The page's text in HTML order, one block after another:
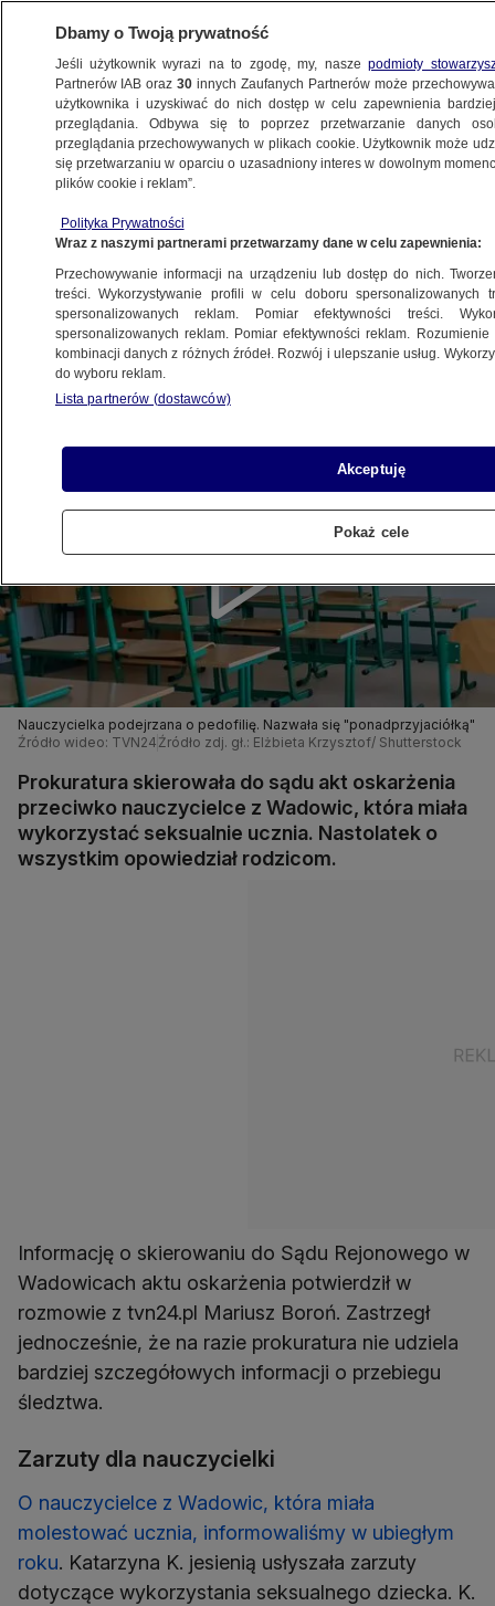
KRAKÓW
z Wadowic. Miała molestować ucznia
Oprac.Anna Winiarska
13.05.2026, 13:41
Posłuchaj artykułu
Czyta lektor AI
Nauczycielka podejrzana o pedofilię. Nazwała się "ponadprzyjaciółką"
Źródło wideo: TVN24 Źródło zdj. gł.: Elżbieta Krzysztof/ Shutterstock
Prokuratura skierowała do sądu akt oskarżenia
przeciwko nauczycielce z Wadowic, która miała
wykorzystać seksualnie ucznia. Nastolatek o
wszystkim opowiedział rodzicom.
Informację o skierowaniu do Sądu Rejonowego w
Wadowicach aktu oskarżenia potwierdził w
rozmowie z tvn24.pl Mariusz Boroń. Zastrzegł
jednocześnie, że na razie prokuratura nie udziela
bardziej szczegółowych informacji o przebiegu
śledztwa.
Zarzuty dla nauczycielki
O nauczycielce z Wadowic, która miała
molestować ucznia, informowaliśmy w ubiegłym
roku. Katarzyna K. jesienią usłyszała zarzuty
dotyczące wykorzystania seksualnego dziecka. K.
Dbamy o Twoją prywatność
Jeśli użytkownik wyrazi na to zgodę, my, naszepodmioty
Partnerów IAB oraz30 innych Zaufanych Partnerów może
użytkownika i uzyskiwać do nich dostęp w celu zapewnienia
przeglądania. Odbywa się to poprzez przetwarzanie danych
przeglądania przechowywanych w plikach cookie. Użytkownik może
się przetwarzaniu w oparciu o uzasadniony interes w dowolnym
plików cookie i reklam”.
Polityka Prywatności
Wraz z naszymi partnerami przetwarzamy dane w celu zapewnienia:
Przechowywanie informacji na urządzeniu lub dostęp do nich.
treści. Wykorzystywanie profili w celu doboru spersonalizowanych
spersonalizowanych reklam. Pomiar efektywności treści.
spersonalizowanych reklam. Pomiar efektywności reklam.
kombinacji danych z różnych źródeł. Rozwój i ulepszanie usług.
do wyboru reklam.
Lista partnerów (dostawców)
Akceptuję
Pokaż cele